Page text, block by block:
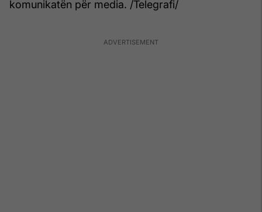
komunikatën për media. /Telegrafi/